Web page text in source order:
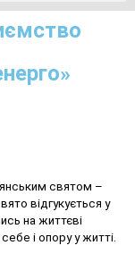
святом –
відгукується у
на життєві
і опору у житті.